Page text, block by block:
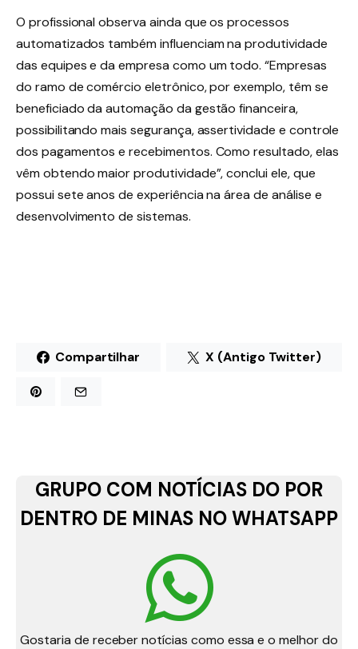
O profissional observa ainda que os processos
automatizados também influenciam na produtividade
das equipes e da empresa como um todo. “Empresas
do ramo de comércio eletrônico, por exemplo, têm se
beneficiado da automação da gestão financeira,
possibilitando mais segurança, assertividade e controle
dos pagamentos e recebimentos. Como resultado, elas
vêm obtendo maior produtividade”, conclui ele, que
possui sete anos de experiência na área de análise e
desenvolvimento de sistemas.
Compartilhar X (Antigo Twitter)
GRUPO COM NOTÍCIAS DO POR
DENTRO DE MINAS NO WHATSAPP
Gostaria de receber notícias como essa e o melhor do